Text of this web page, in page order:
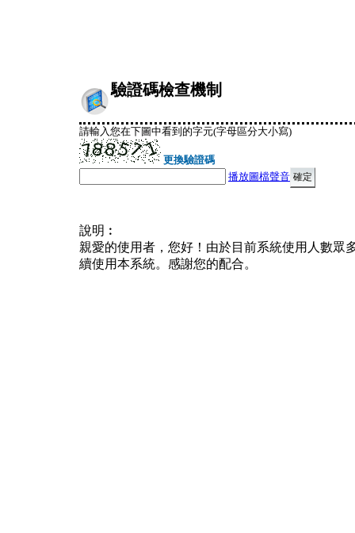
驗證碼檢查機制
請輸入您在下圖中看到的字元(字母區分大小寫)
更換驗證碼
播放圖檔聲音
說明︰
親愛的使用者，您好！由於目前系統使用人數眾
續使用本系統。感謝您的配合。